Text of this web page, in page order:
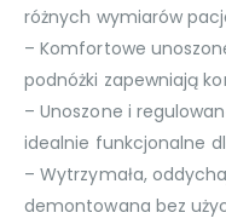
różnych wymiarów
– Komfortowe
podnóżki zapewniają
– Unoszone i
idealnie funkcjonalne
– Wytrzymała,
demontowana bez